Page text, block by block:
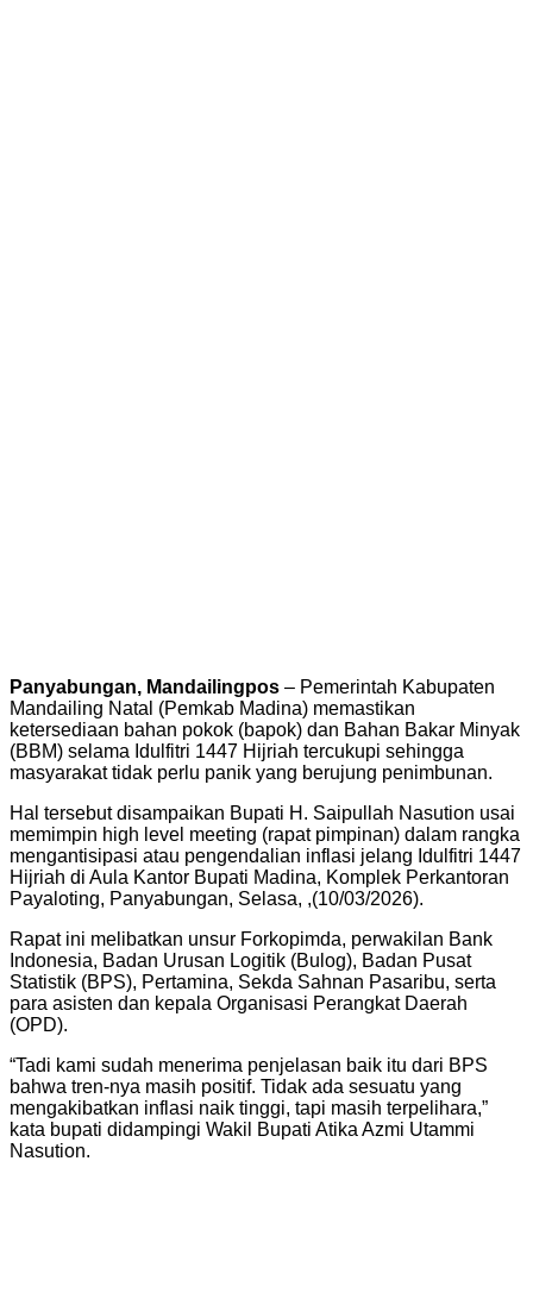
Panyabungan, Mandailingpos – Pemerintah Kabupaten
Mandailing Natal (Pemkab Madina) memastikan
ketersediaan bahan pokok (bapok) dan Bahan Bakar Minyak
(BBM) selama Idulfitri 1447 Hijriah tercukupi sehingga
masyarakat tidak perlu panik yang berujung penimbunan.
Hal tersebut disampaikan Bupati H. Saipullah Nasution usai
memimpin high level meeting (rapat pimpinan) dalam rangka
mengantisipasi atau pengendalian inflasi jelang Idulfitri 1447
Hijriah di Aula Kantor Bupati Madina, Komplek Perkantoran
Payaloting, Panyabungan, Selasa, ,(10/03/2026).
Rapat ini melibatkan unsur Forkopimda, perwakilan Bank
Indonesia, Badan Urusan Logitik (Bulog), Badan Pusat
Statistik (BPS), Pertamina, Sekda Sahnan Pasaribu, serta
para asisten dan kepala Organisasi Perangkat Daerah
(OPD).
“​Tadi kami sudah menerima penjelasan baik itu dari BPS
bahwa tren-nya masih positif. Tidak ada sesuatu yang
mengakibatkan inflasi naik tinggi, tapi masih terpelihara,”
kata bupati didampingi Wakil Bupati Atika Azmi Utammi
Nasution.